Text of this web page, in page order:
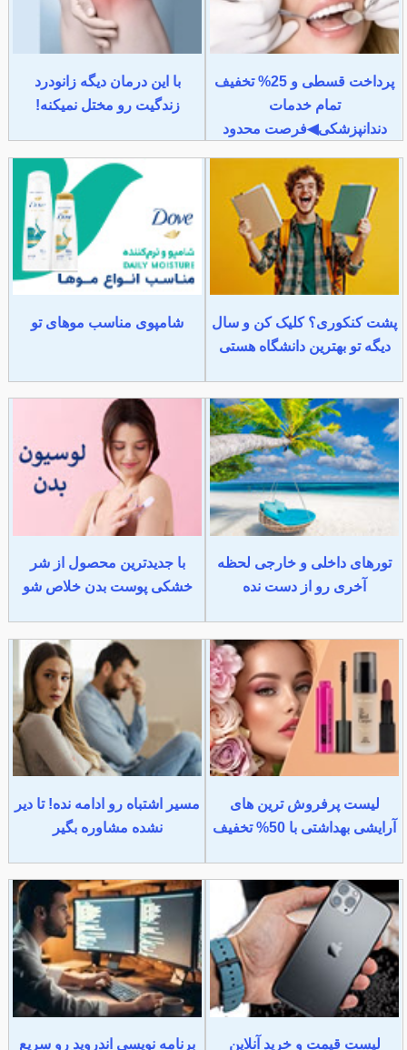
پرداخت قسطی و 25% تخفیف
تمام خدمات
دندانپزشکی◀فرصت محدود
با این درمان دیگه زانودرد
زندگیت رو مختل نمیکنه!
پشت کنکوری؟ کلیک کن و سال
دیگه تو بهترین دانشگاه هستی
شامپوی مناسب موهای تو
تورهای داخلی و خارجی لحظه
آخری رو از دست نده
با جدیدترین محصول از شر
خشکی پوست بدن خلاص شو
لیست پرفروش ترین های
آرایشی بهداشتی با 50% تخفیف
مسیر اشتباه رو ادامه نده! تا دیر
نشده مشاوره بگیر
لیست قیمت و خرید آنلاین برنامه نویسی اندروید رو سریع